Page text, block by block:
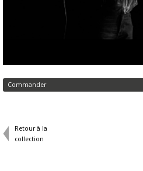
Commander
Retour à la
collection